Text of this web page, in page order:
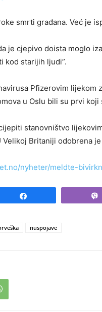
smrti građana. Već je
je cjepivo doista moglo
kod starijih ljudi”.
Pfizerovim lijekom
u Oslu bili su prvi koji
stanovništvo
Velikoj Britaniji odobrena
nyheter/meldte-
nuspojave